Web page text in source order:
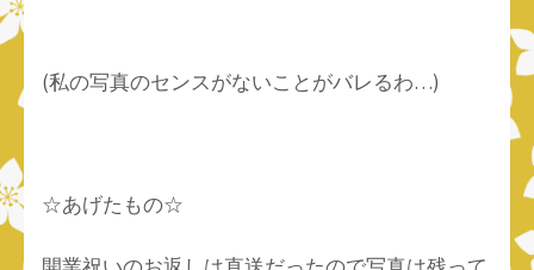
(私の写真のセンスがないことがバレるわ…)
☆あげたもの☆